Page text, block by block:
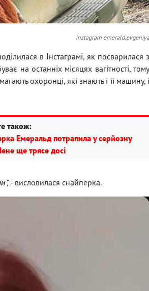
instagram emerald.evgeniya
в Інстаграмі, як посварилася з
на останніх місяцях вагітності, тому
охоронці, які знають і її машину, і
також:
Емеральд потрапила у серйозну
ще трясе досі
- висловилася снайперка.